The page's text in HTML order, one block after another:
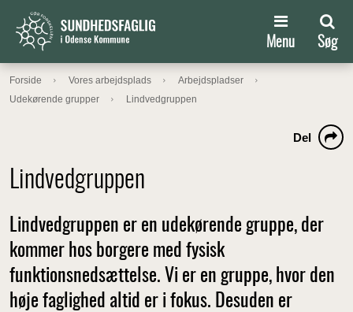
Menu Søg
Forside Vores arbejdsplads
Arbejdspladser
Udekørende grupper
Lindvedgruppen
Lindvedgruppen
Del
Lindvedgruppen er en udekørende gruppe, der
kommer hos borgere med fysisk
funktionsnedsættelse. Vi er en gruppe, hvor den
høje faglighed altid er i fokus. Desuden er